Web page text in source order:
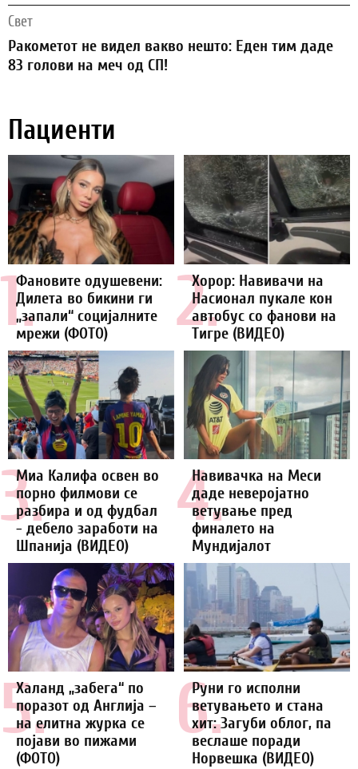
Свет
Ракометот не видел вакво нешто: Еден тим даде
83 голови на меч од СП!
Пациенти
1.
Фановите одушевени:
Дилета во бикини ги
„запали“ социјалните
мрежи (ФОТО)
2.
Хорор: Навивачи на
Насионал пукале кон
автобус со фанови на
Тигре (ВИДЕО)
3.
Миа Калифа освен во
порно филмови се
разбира и од фудбал
- дебело заработи на
Шпанија (ВИДЕО)
4.
Навивачка на Меси
даде неверојатно
ветување пред
финалето на
Мундијалот
5.
Халанд „забега“ по
поразот од Англија –
на елитна журка се
појави во пижами
(ФОТО)
6.
Руни го исполни
ветувањето и стана
хит: Загуби облог, па
веслаше поради
Норвешка (ВИДЕО)